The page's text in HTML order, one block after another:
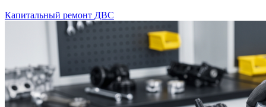
Капитальный ремонт ДВС